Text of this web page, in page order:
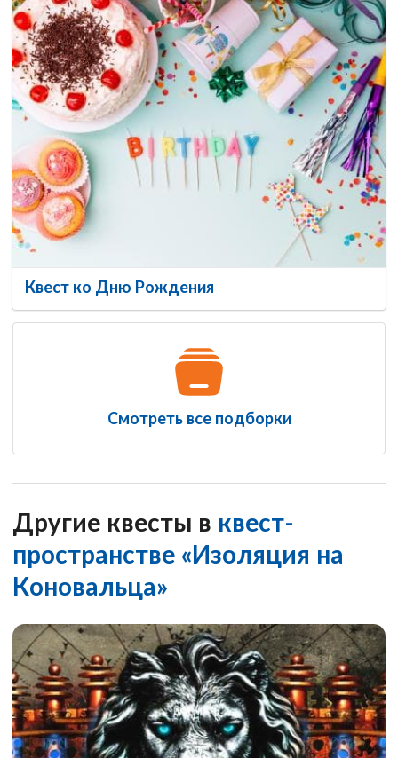
Квест ко Дню Рождения
Смотреть все подборки
Другие квесты в квест-
пространстве «Изоляция на
Коновальца»